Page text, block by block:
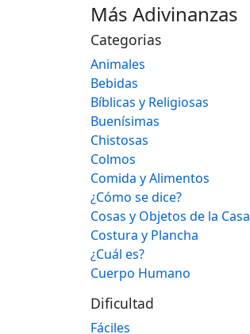
Más Adivinanzas
Categorias
Animales
Bebidas
Bíblicas y Religiosas
Buenísimas
Chistosas
Colmos
Comida y Alimentos
¿Cómo se dice?
Cosas y Objetos de la Casa
Costura y Plancha
¿Cuál es?
Cuerpo Humano
Dificultad
Fáciles